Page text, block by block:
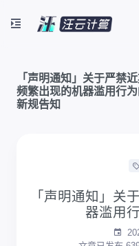
「声明通知」关于严禁近
频繁出现的机器滥用行
新规告知
「声明通知」关
器滥用